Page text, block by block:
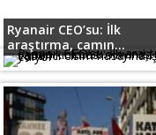
Ryanair CEO’su: İlk
araştırma, camın...